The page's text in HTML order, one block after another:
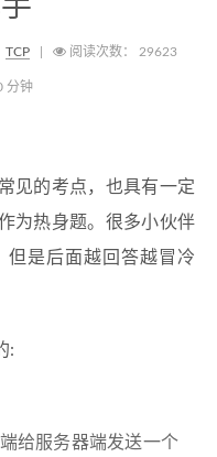
TCP 阅读次数： 29623
分钟
见的考点，也具有一定
为热身题。很多小伙伴
是后面越回答越冒冷
:
给服务器端发送一个